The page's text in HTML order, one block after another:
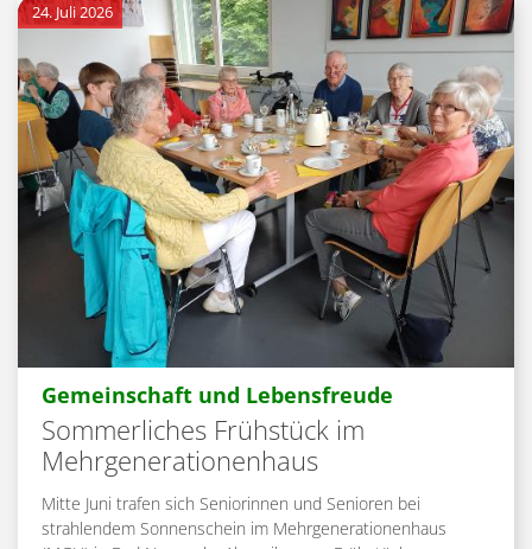
Gemeinschaft und Lebensfreude
Sommerliches Frühstück im
Mehrgenerationenhaus
24. Juli 2026
Mitte Juni trafen sich Seniorinnen und Senioren bei
strahlendem Sonnenschein im Mehrgenerationenhaus